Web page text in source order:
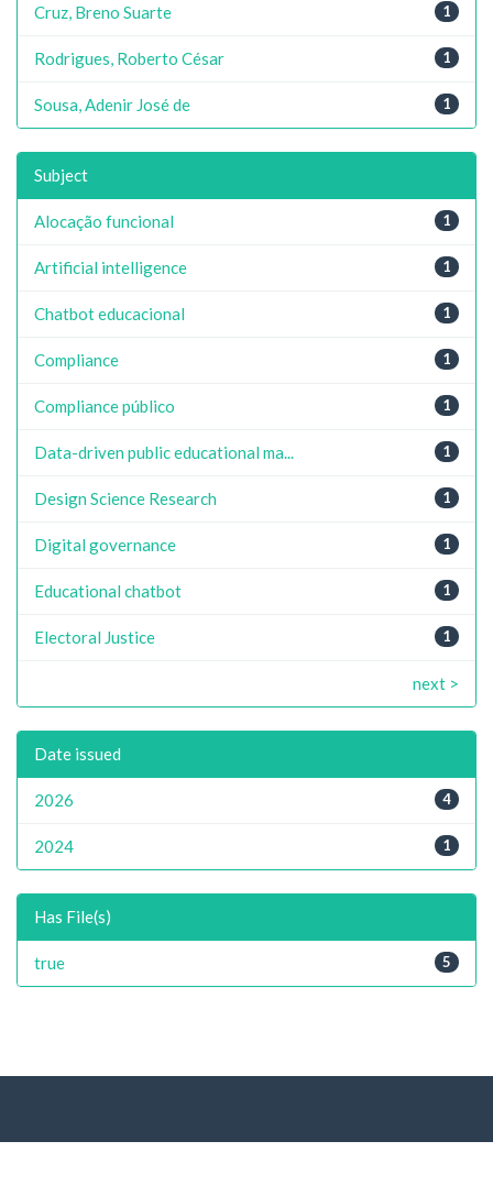
1
Cruz, Breno Suarte
1
Rodrigues, Roberto César
1
Sousa, Adenir José de
Subject
1
Alocação funcional
1
Artificial intelligence
1
Chatbot educacional
1
Compliance
1
Compliance público
1
Data-driven public educational ma...
1
Design Science Research
1
Digital governance
1
Educational chatbot
1
Electoral Justice
next >
Date issued
4
2026
1
2024
Has File(s)
5
true